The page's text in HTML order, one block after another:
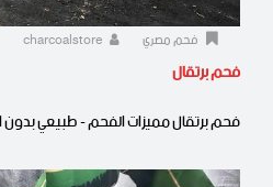
فحم مصري
فحم برتقال
فحم برتقال مميزات الفحم - طبيعي